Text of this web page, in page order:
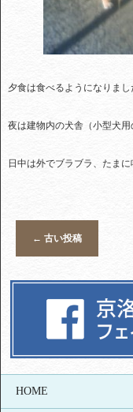
夕食は食べるようになりまし
夜は建物内の犬舎（小型犬用
日中は外でブラブラ、たまに
← 古い投稿
HOME